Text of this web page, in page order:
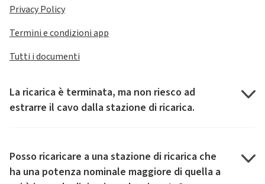
Privacy Policy
Termini e condizioni app
Tutti i documenti
La ricarica è terminata, ma non riesco ad
estrarre il cavo dalla stazione di ricarica.
Posso ricaricare a una stazione di ricarica che
ha una potenza nominale maggiore di quella a